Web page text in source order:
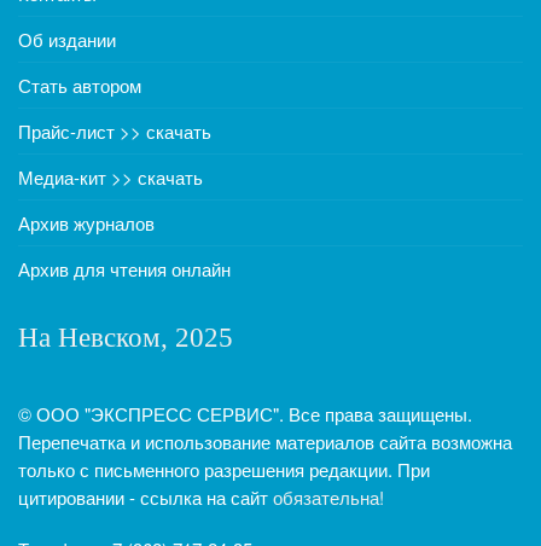
Об издании
Стать автором
Прайс-лист >> скачать
Медиа-кит >> скачать
Архив журналов
Архив для чтения онлайн
На Невском, 2025
© ООО "ЭКСПРЕСС СЕРВИС". Все права защищены.
Перепечатка и использование материалов сайта возможна
только с письменного разрешения редакции. При
цитировании - ссылка на сайтобязательна!